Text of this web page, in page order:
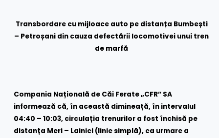
Transbordare cu mijloace auto pe distanța Bumbești
– Petroșani din cauza defectării locomotivei unui tren
de marfă
Compania Națională de Căi Ferate „CFR” SA
informează că, în această dimineață, în intervalul
04:40 – 10:03, circulația trenurilor a fost închisă pe
distanța Meri – Lainici (linie simplă), ca urmare a